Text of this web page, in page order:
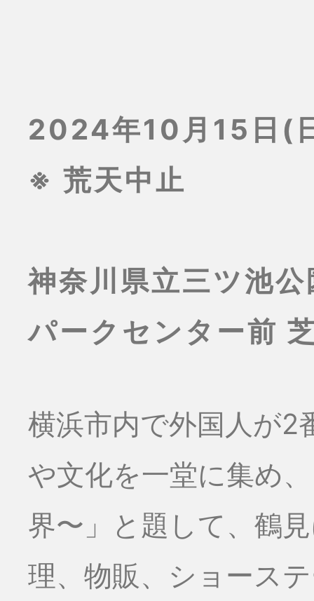
2024年10月15日
※ 荒天中止
神奈川県立三ツ池公
パークセンター前
横浜市内で外国人が2
や文化を一堂に集め
界〜」と題して、鶴
理、物販、ショース